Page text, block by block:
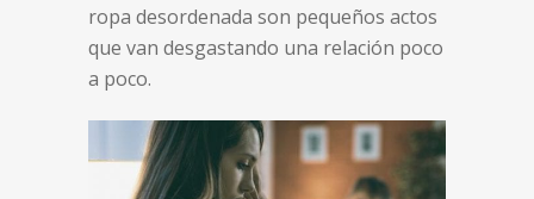
ropa desordenada son pequeños actos
que van desgastando una relación poco
a poco.